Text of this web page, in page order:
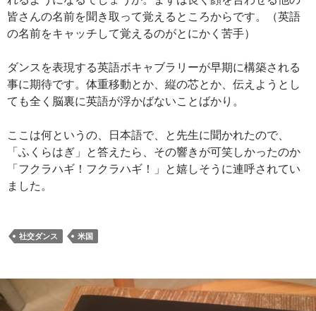
皆さんの名前を聞き取って覚えるところからです。（英語
の名前をキャッチして覚えるのがとにかく苦手）
ダンスを表現する英語ボキャブラリーが早期に構築される
事に期待です。体重移動とか、縦の芯とか、伝えようとし
ても全く脳裏に英語が浮かばないことばかり。
ここは何というの、日本語で、と先生に聞かれたので、
「ふくらはぎ」と答えたら、その響きが可笑しかったのか
「フクラハギ！フクラハギ！」と嬉しそうに連呼されてい
ました。
社交ダンス 米国